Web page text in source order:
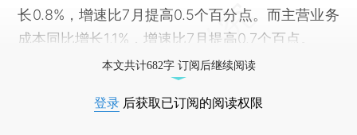
长0.8%，增速比7月提高0.5个百分点。而主营业务
成本同比增长1.1%，增速比7月提高0.7个百点。
本文共计682字 订阅后继续阅读
登录 后获取已订阅的阅读权限